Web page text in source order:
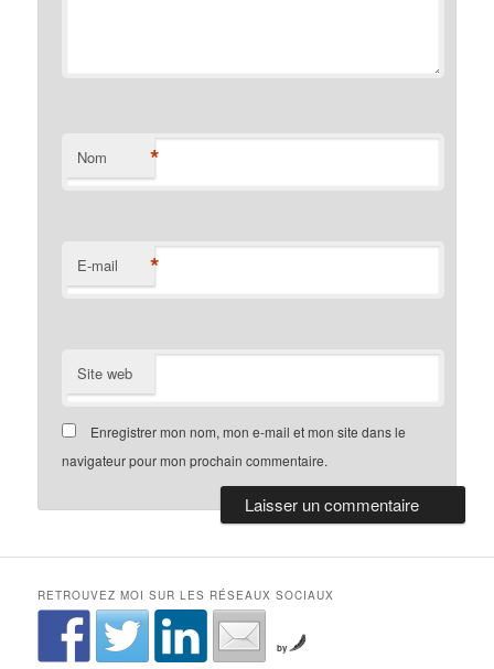
Nom *
E-mail *
Site web
Enregistrer mon nom, mon e-mail et mon site dans le
navigateur pour mon prochain commentaire.
RETROUVEZ MOI SUR LES RÉSEAUX SOCIAUX
by